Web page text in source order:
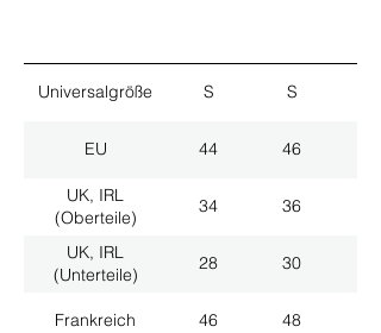
Universalgröße S S
EU 44 46
UK, IRL
(Oberteile)
34 36
UK, IRL
(Unterteile)
28 30
Frankreich 46 48